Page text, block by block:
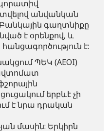
անվանկան
Բանկային գաղտնիքը
է օրենքով, և
է:
ՊԵԿ (AEOI)
երբևէ չի
է նրա դրական
մասին: Երկիրն